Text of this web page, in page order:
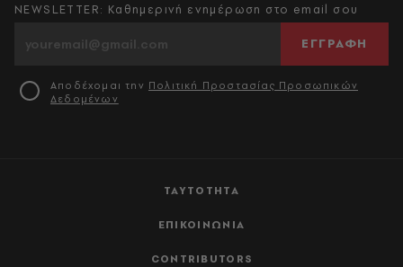
ΤΑΥΤΟΤΗΤΑ
ΕΠΙΚΟΙΝΩΝΙΑ
CONTRIBUTORS
NEWSLETTER: Καθημερινή ενημέρωση στο email σου
ΕΓΓΡΑΦΗ
Αποδέχομαι την Πολιτική Προστασίας Προσωπικών
Δεδομένων